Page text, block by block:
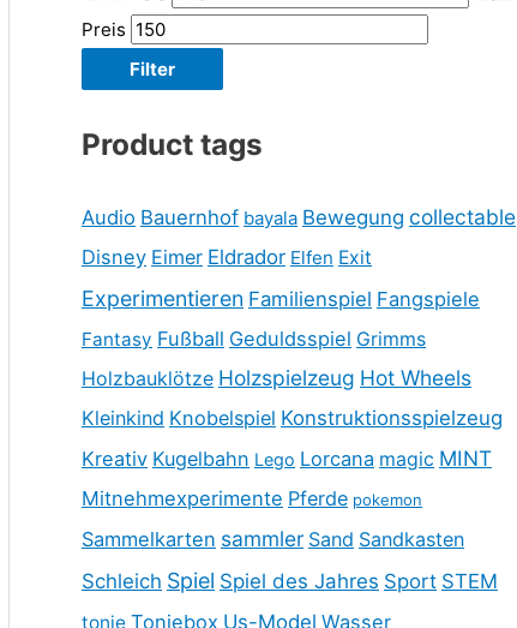
Preis
Filter
Product tags
Audio Bauernhof bayala Bewegung collectable
Disney Eimer Eldrador Elfen Exit
Experimentieren Familienspiel Fangspiele
Fantasy Fußball Geduldsspiel Grimms
Holzbauklötze Holzspielzeug Hot Wheels
Kleinkind Knobelspiel Konstruktionsspielzeug
Kreativ Kugelbahn Lego Lorcana magic MINT
Mitnehmexperimente Pferde pokemon
Sammelkarten sammler Sand Sandkasten
Schleich Spiel Spiel des Jahres Sport STEM
tonie Toniebox Us-Model Wasser